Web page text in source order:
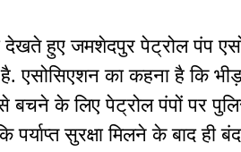
देखते हुए जमशेदपुर पेट्रोल पंप
एसोसिएशन का कहना है कि
बचने के लिए पेट्रोल पंपों पर
सुरक्षा मिलने के बाद ही